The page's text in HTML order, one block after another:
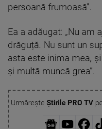
persoană frumoasă”.
Ea a adăugat: „Nu am
drăguță. Nu sunt un
asta este inima mea,
și multă muncă grea”.
Urmărește Știrile PRO TV